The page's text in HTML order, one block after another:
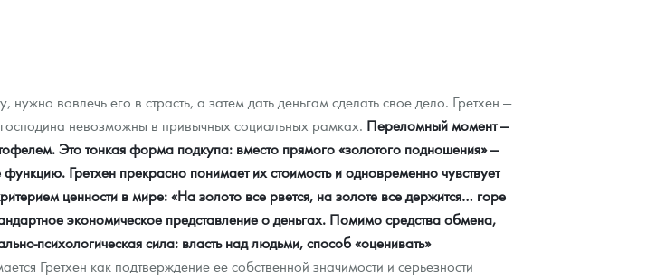
вовлечь его в страсть, а затем дать деньгам сделать свое дело. Гретхен —
невозможны в привычных социальных рамках. Переломный момент —
Это тонкая форма подкупа: вместо прямого «золотого подношения» —
Гретхен прекрасно понимает их стоимость и одновременно чувствует
ценности в мире: «На золото все рвется, на золоте все держится… горе
экономическое представление о деньгах. Помимо средства обмена,
психологическая сила: власть над людьми, способ «оценивать»
Гретхен как подтверждение ее собственной значимости и серьезности